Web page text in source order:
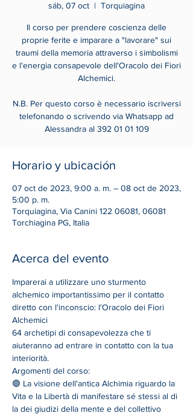
sáb, 07 oct
  |
Torquiagina
Il corso per prendere coscienza delle
proprie ferite e imparare a "lavorare" sui
traumi della memoria attraverso i simbolismi
e l'energia consapevole dell'Oracolo dei Fiori
Alchemici.
N.B. Per questo corso è necessario iscriversi
telefonando o scrivendo via Whatsapp ad
Alessandra al 392 01 01 109
Horario y ubicación
07 oct de 2023, 9:00 a. m. – 08 oct de 2023,
5:00 p. m.
Torquiagina, Via Canini 122 06081, 06081
Torchiagina PG, Italia
Acerca del evento
Imparerai a utilizzare uno sturmento
alchemico importantissimo per il contatto
diretto con l'inconscio: l'Oracolo dei Fiori
Alchemici
64 archetipi di consapevolezza che ti
aiuteranno ad entrare in contatto con la tua
interiorità.
Argomenti del corso:
🟢 La visione dell'antica Alchimia riguardo la
Vita e la Libertà di manifestare sé stessi al di
la dei giudizi della mente e del collettivo